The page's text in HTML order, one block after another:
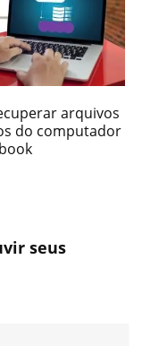
arquivos
do computador
seus